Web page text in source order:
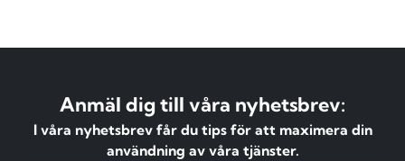
Anmäl dig till våra nyhetsbrev:
I våra nyhetsbrev får du tips för att maximera din
användning av våra tjänster.